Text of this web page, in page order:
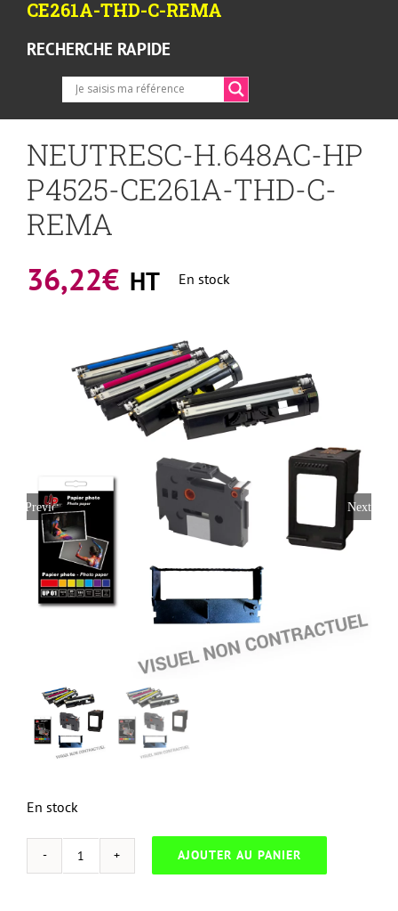
CE261A-THD-C-REMA
RECHERCHE RAPIDE
NEUTRESC-H.648AC-HP
P4525-CE261A-THD-C-
REMA
36,22€ HT En stock
Previous Next
En stock
quantité
AJOUTER AU PANIER